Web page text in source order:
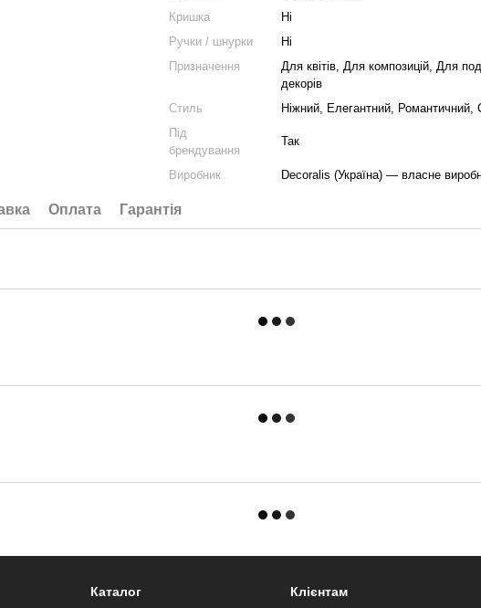
Кришка
Ні
Ручки / шнурки
Ні
Призначення
Для квітів, Для композицій, Для
декорів
Стиль
Ніжний, Елегантний, Романтичний,
Під
брендування
Так
Виробник Decoralis (Україна) — власне
Оплата Гарантія
Каталог Клієнтам